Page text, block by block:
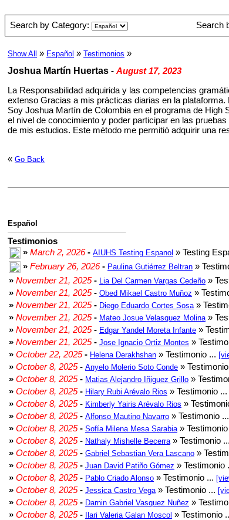
Search by Category: Search
Show All » Español » Testimonios »
Joshua Martín Huertas - August 17, 2023
La Responsabilidad adquirida y las competencias
extenso Gracias a mis prácticas diarias en la
Soy Joshua Martín de Colombia en el programa de
el nivel de conocimiento y poder participar en las
de mis estudios. Este método me permitió adquirir una
« Go Back
Español
Testimonios
» March 2, 2026- AIUHS Testing Espanol » Testing
» February 26, 2026- Paulina Gutiérrez Beltran »
» November 21, 2025- Lia Del Carmen Vargas Cedeño »
» November 21, 2025- Obed Mikael Castro Muñoz »
» November 21, 2025- Diego Eduardo Cortes Sosa »
» November 21, 2025- Mateo Josue Velasquez Molina »
» November 21, 2025- Edgar Yandel Moreta Infante »
» November 21, 2025- Jose Ignacio Ortiz Montes »
» October 22, 2025- Helena Derakhshan » Testimonio ...
» October 8, 2025- Anyelo Molerio Soto Conde »
» October 8, 2025- Matias Alejandro Iñiguez Grillo »
» October 8, 2025- Hilary Rubi Arévalo Rios » Testimonio ...
» October 8, 2025- Kimberly Yairis Arévalo Rios »
» October 8, 2025- Alfonso Mautino Navarro » Testimonio ...
» October 8, 2025- Sofía Milena Mesa Sarabia »
» October 8, 2025- Nathaly Mishelle Becerra » Testimonio ...
» October 8, 2025- Gabriel Sebastian Vera Lascano »
» October 8, 2025- Juan David Patiño Gómez » Testimonio
» October 8, 2025- Pablo Criado Alonso » Testimonio ...
» October 8, 2025- Jessica Castro Vega » Testimonio ...
» October 8, 2025- Darnin Gabriel Vasquez Nuñez »
» October 8, 2025- Ilari Valeria Galan Moscol » Testimonio